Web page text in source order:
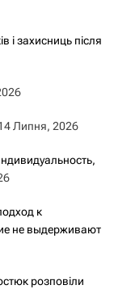
і захисниць після
Липня, 2026
к
не выдерживают
розповіли